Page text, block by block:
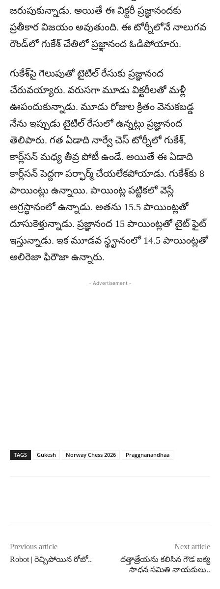
జ‌రుపుకున్నాడు. అయితే ఈ విక్ట‌రీ ప్ర‌జ్ఞానంద‌కు
ప్ర‌తీకార విజ‌యం అవుతుంది. ఈ టోర్నీలోనే నాలుగ‌వ
రౌండ్‌లో గుకేశ్ చేతిలో ప్ర‌జ్ఞానంద ఓడిపోయారు.
గుకేశ్‌పై గెలుపుతో టైటిల్ రేసుకు ప్ర‌జ్ఞానంద
చేరువ‌య్యారు. వ‌రుస‌గా మూడు విక్ట‌రీల‌తో మ‌ళ్లీ
ఊపందుకున్నాడు. మూడు రోజుల క్రితం వెనుక‌బ‌డ్డ
నేను ఇప్పుడు టైటిల్ రేసులో ఉన్న‌ట్లు ప్రజ్ఞానంద
తెలిపారు. గ‌త ఏడాది నార్వే చెస్ టోర్నీలో గుకేశ్‌,
కార్ల్‌స‌న్ మ‌ధ్య తీవ్ర పోటీ ఉండే. అయితే ఈ ఏడాది
కార్ల్‌స‌న్ పెద్ద‌గా ప‌ర్ఫార్మ్ చేయ‌లేక‌పోయాడు. గుకేశ్‌కు 8
పాయింట్లు ఉన్నాయి. పాయింట్ల ప‌ట్టిక‌లో వెస్లే
అగ్ర‌స్థానంలో ఉన్నాడు. అత‌ను 15.5 పాయింట్ల‌తో
దూసుకెళ్తున్నాడు. ప్ర‌జ్ఞానంద 15 పాయింట్ల‌తో టైట్ ఫైట్
ఇస్తున్నాడు. ఇక మూడ‌వ స్థౄనంలో 14.5 పాయింట్ల‌తో
అలిరెజా ఫిరౌజా ఉన్నారు.
- Advertisement -
TAGS Gukesh Norway Chess 2026 Praggnanandhaa
Previous article
Robot | రెచ్చిపోయిన రోబో..
Next article
దత్తాత్రేయను కలిసిన గౌడ ఐక్య
సాధన సమితి నాయకులు..